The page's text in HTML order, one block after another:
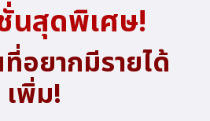
นสุดพิเศษ!
อยากมีรายได้
เพิ่ม!